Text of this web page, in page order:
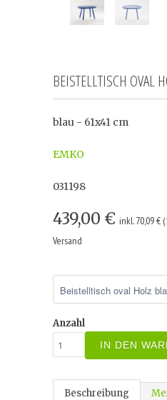
BEISTELLTISCH OVAL
blau - 61x41 cm
EMKO
031198
439,00 € inkl. 70,09 €
Versand
Anzahl
IN DEN
Beschreibung